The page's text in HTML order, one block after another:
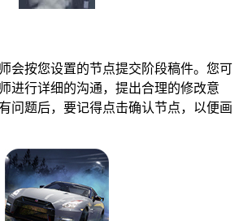
按您设置的节点提交阶段稿件。您可
进行详细的沟通，提出合理的修改意
问题后，要记得点击确认节点，以便画